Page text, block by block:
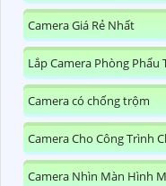
Camera Giá Rẻ Nhất
Lắp Camera Phòng Phẩu
Camera có chống trộm
Camera Cho Công Trình
Camera Nhìn Màn Hình